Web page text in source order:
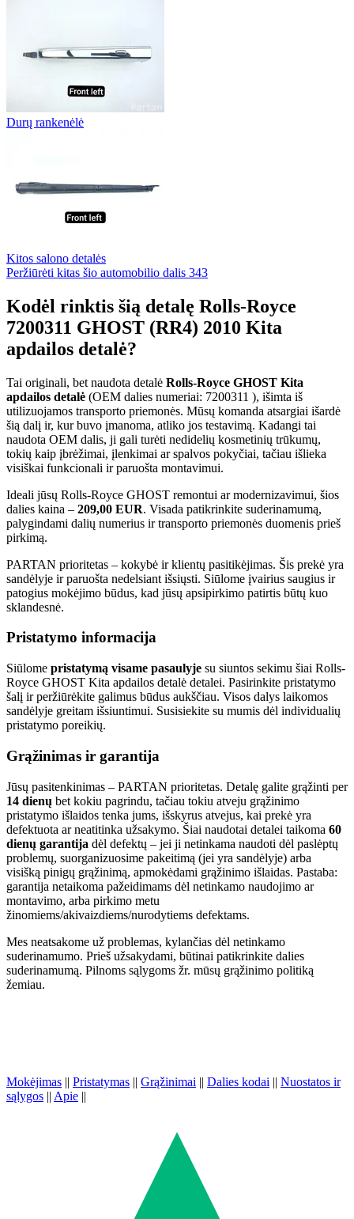
Durų rankenėlė
Kitos salono detalės
Peržiūrėti kitas šio automobilio dalis 343
Kodėl rinktis šią detalę Rolls-Royce
7200311 GHOST (RR4) 2010 Kita
apdailos detalė?
Tai originali, bet naudota detalė Rolls-Royce GHOST Kita
apdailos detalė (OEM dalies numeriai: 7200311 ), išimta iš
utilizuojamos transporto priemonės. Mūsų komanda atsargiai išardė
šią dalį ir, kur buvo įmanoma, atliko jos testavimą. Kadangi tai
naudota OEM dalis, ji gali turėti nedidelių kosmetinių trūkumų,
tokių kaip įbrėžimai, įlenkimai ar spalvos pokyčiai, tačiau išlieka
visiškai funkcionali ir paruošta montavimui.
Ideali jūsų Rolls-Royce GHOST remontui ar modernizavimui, šios
dalies kaina – 209,00 EUR. Visada patikrinkite suderinamumą,
palygindami dalių numerius ir transporto priemonės duomenis prieš
pirkimą.
PARTAN prioritetas – kokybė ir klientų pasitikėjimas. Šis prekė yra
sandėlyje ir paruošta nedelsiant išsiųsti. Siūlome įvairius saugius ir
patogius mokėjimo būdus, kad jūsų apsipirkimo patirtis būtų kuo
sklandesnė.
Pristatymo informacija
Siūlome pristatymą visame pasaulyje su siuntos sekimu šiai Rolls-
Royce GHOST Kita apdailos detalė detalei. Pasirinkite pristatymo
šalį ir peržiūrėkite galimus būdus aukščiau. Visos dalys laikomos
sandėlyje greitam išsiuntimui. Susisiekite su mumis dėl individualių
pristatymo poreikių.
Grąžinimas ir garantija
Jūsų pasitenkinimas – PARTAN prioritetas. Detalę galite grąžinti per
14 dienų bet kokiu pagrindu, tačiau tokiu atveju grąžinimo
pristatymo išlaidos tenka jums, išskyrus atvejus, kai prekė yra
defektuota ar neatitinka užsakymo. Šiai naudotai detalei taikoma 60
dienų garantija dėl defektų – jei ji netinkama naudoti dėl paslėptų
problemų, suorganizuosime pakeitimą (jei yra sandėlyje) arba
visišką pinigų grąžinimą, apmokėdami grąžinimo išlaidas. Pastaba:
garantija netaikoma pažeidimams dėl netinkamo naudojimo ar
montavimo, arba pirkimo metu
žinomiems/akivaizdiems/nurodytiems defektams.
Mes neatsakome už problemas, kylančias dėl netinkamo
suderinamumo. Prieš užsakydami, būtinai patikrinkite dalies
suderinamumą. Pilnoms sąlygoms žr. mūsų grąžinimo politiką
žemiau.
Mokėjimas || Pristatymas || Grąžinimai || Dalies kodai || Nuostatos ir
sąlygos || Apie ||